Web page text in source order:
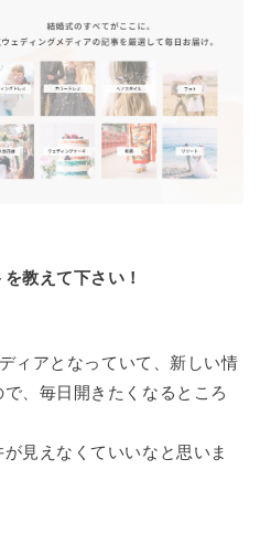
教えて下さい！
ィアとなっていて、新しい情
、毎日開きたくなるところ
見えなくていいなと思いま